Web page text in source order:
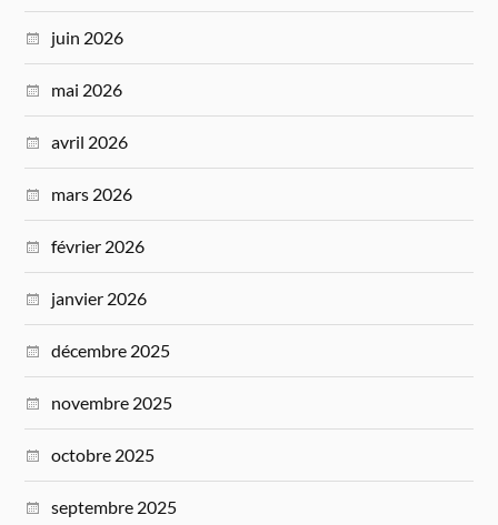
juin 2026
mai 2026
avril 2026
mars 2026
février 2026
janvier 2026
décembre 2025
novembre 2025
octobre 2025
septembre 2025